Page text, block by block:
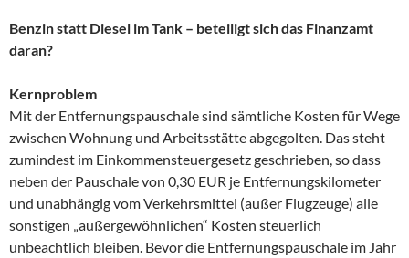
Benzin statt Diesel im Tank – beteiligt sich das Finanzamt
daran?
Kernproblem
Mit der Entfernungspauschale sind sämtliche Kosten für Wege
zwischen Wohnung und Arbeitsstätte abgegolten. Das steht
zumindest im Einkommensteuergesetz geschrieben, so dass
neben der Pauschale von 0,30 EUR je Entfernungskilometer
und unabhängig vom Verkehrsmittel (außer Flugzeuge) alle
sonstigen „außergewöhnlichen“ Kosten steuerlich
unbeachtlich bleiben. Bevor die Entfernungspauschale im Jahr